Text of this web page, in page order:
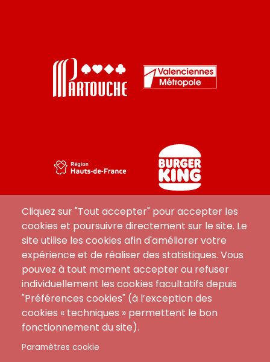
Cliquez sur "Tout accepter" pour accepter les
cookies et poursuivre directement sur le site. Le
site utilise les cookies afin d'améliorer votre
expérience et de réaliser des statistiques. Vous
pouvez à tout moment accepter ou refuser
individuellement les cookies facultatifs depuis
"Préférences cookies" (à l’exception des
cookies « techniques » permettent le bon
fonctionnement du site).
Paramètres cookie
Menu
footer
CGA
Contact
FAQ
Règlement Intérieur